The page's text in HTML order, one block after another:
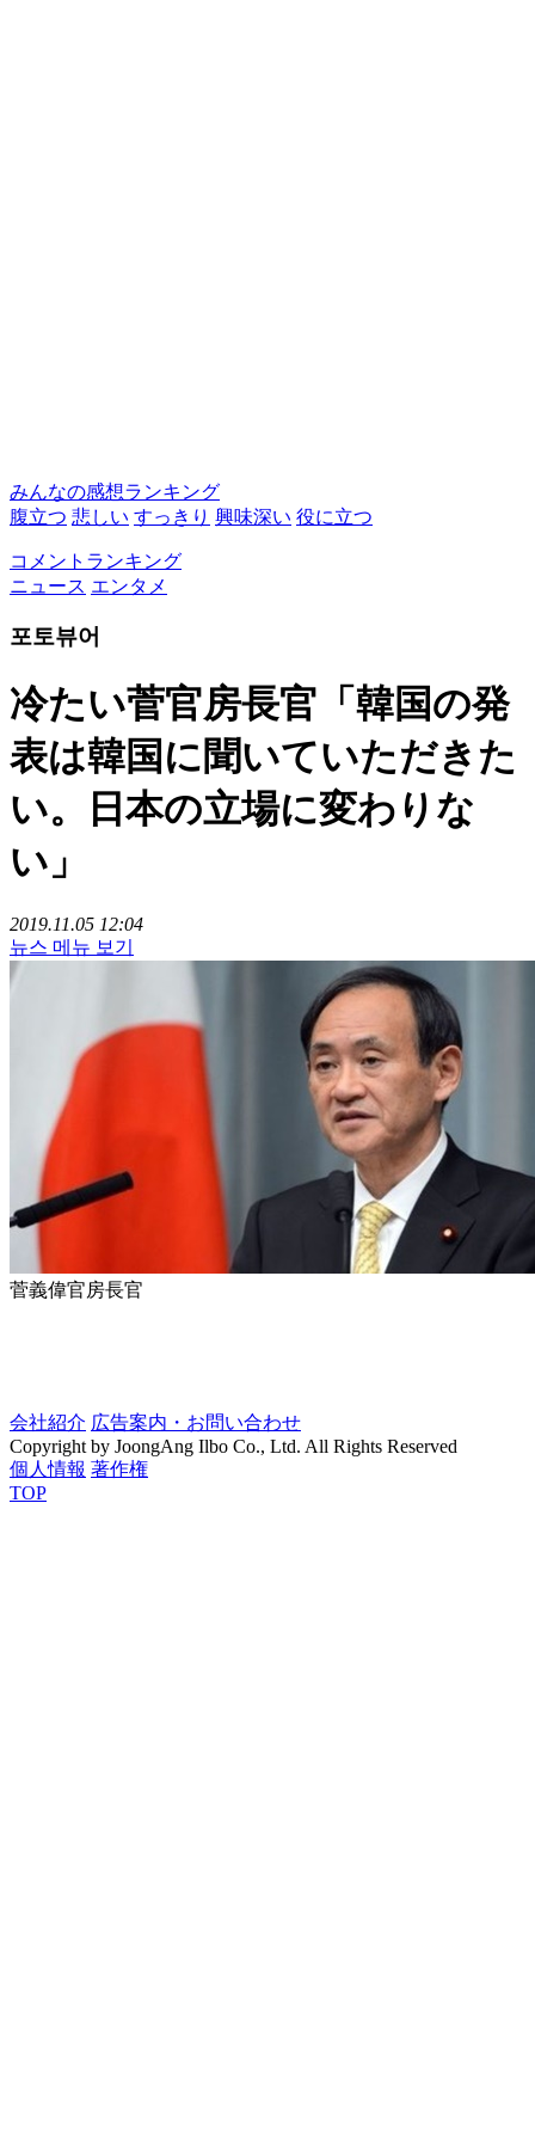
みんなの感想ランキング
腹立つ 悲しい すっきり 興味深い 役に立つ
コメントランキング
ニュース エンタメ
포토뷰어
冷たい菅官房長官「韓国の発
表は韓国に聞いていただきた
い。日本の立場に変わりな
い」
2019.11.05 12:04
뉴스 메뉴 보기
菅義偉官房長官
会社紹介 広告案内・お問い合わせ
Copyright by JoongAng Ilbo Co., Ltd. All Rights Reserved
個人情報 著作権
TOP